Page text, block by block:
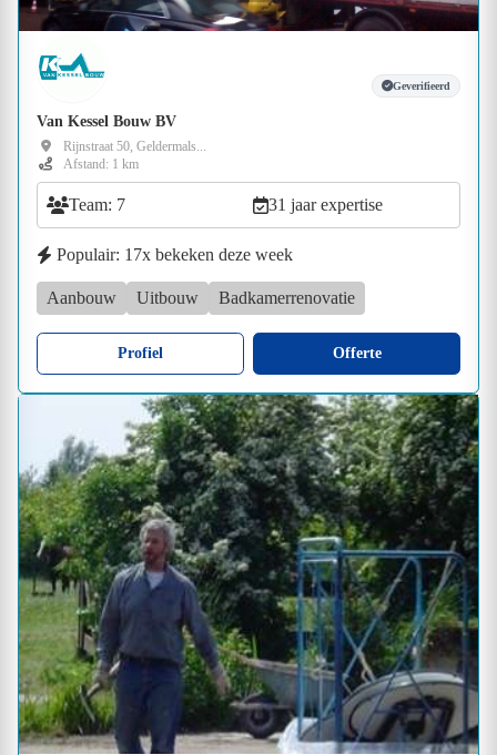
Geverifieerd
Van Kessel Bouw BV
Rijnstraat 50, Geldermals...
Afstand: 1 km
Team: 7 31 jaar expertise
Populair: 17x bekeken deze week
Aanbouw Uitbouw Badkamerrenovatie
Profiel Offerte